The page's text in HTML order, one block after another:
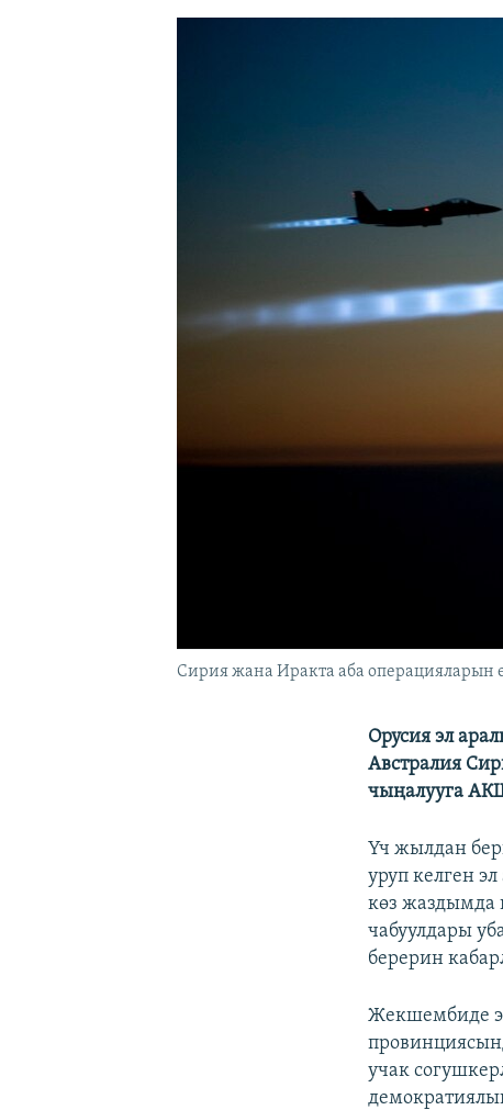
Сирия жана Иракта аба операцияларын
Орусия эл
Австралия
чыңалууга
Үч жылдан
уруп келген
көз жаздымда
чабуулдары
берерин
Жекшембиде
учак